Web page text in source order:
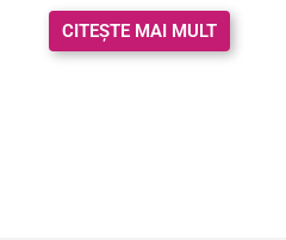
CITEȘTE MAI MULT